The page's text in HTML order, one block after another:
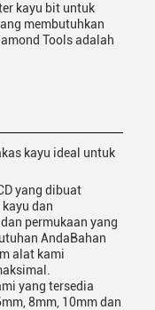
kayu bit untuk
membutuhkan
Tools adalah
kayu ideal untuk
yang dibuat
dan
permukaan yang
AndaBahan
alat kami
yang tersedia
8mm, 10mm dan